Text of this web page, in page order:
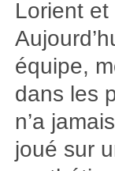
Lorient et
équipe,
dans les
n’a jamais
joué sur